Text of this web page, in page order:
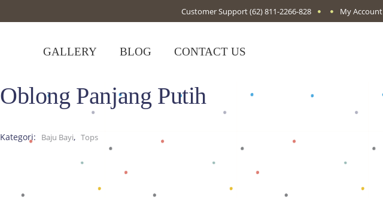
Customer Support(62) 811-2266-828 My Account
GALLERY BLOG CONTACT US
Oblong Panjang Putih
Kategori: Baju Bayi, Tops